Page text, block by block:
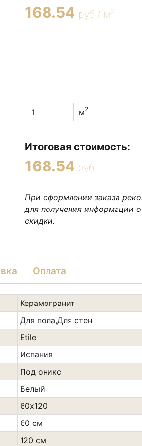
168.54 руб / м2
м2
Итоговая стоимость:
168.54 руб.
При оформлении заказа
для получения информации
скидки.
Оплата
Керамогранит
Для пола,Для стен
Etile
Испания
Под оникс
Белый
60х120
60 см
120 см